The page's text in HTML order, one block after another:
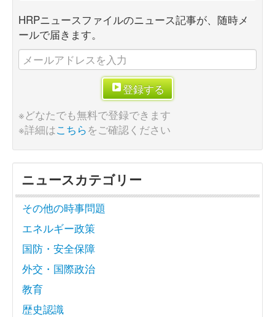
HRPニュースファイルのニュース記事が、随時メ
ールで届きます。
登録する
※どなたでも無料で登録できます
※詳細はこちらをご確認ください
ニュースカテゴリー
その他の時事問題
エネルギー政策
国防・安全保障
外交・国際政治
教育
歴史認識